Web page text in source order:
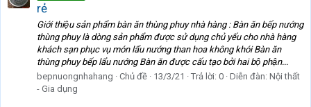
rẻ
Giới thiệu sản phẩm bàn ăn thùng phuy nhà hàng : Bàn ăn bếp nướng
thùng phuy là dòng sản phẩm được sử dụng chủ yếu cho nhà hàng
khách sạn phục vụ món lẩu nướng than hoa không khói Bàn ăn
thùng phuy bếp lẩu nướng Bàn ăn được cấu tạo bởi hai bộ phận...
bepnuongnhahang
Chủ đề 13/3/21 Trả lời: 0 Diễn đàn: Nội thất
- Gia dụng